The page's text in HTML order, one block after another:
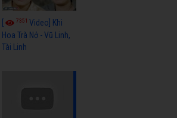
7351Video] Khi
Hoa Trà Nở - Vũ Linh,
Tài Linh